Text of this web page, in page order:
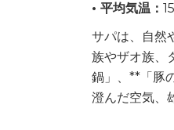
• 平均気温：
サパは、自然
族やザオ族、
鍋」、**「豚
澄んだ空気、